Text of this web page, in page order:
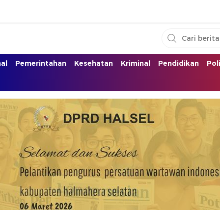
Pemerintahan Kesehatan Kriminal Pendidikan